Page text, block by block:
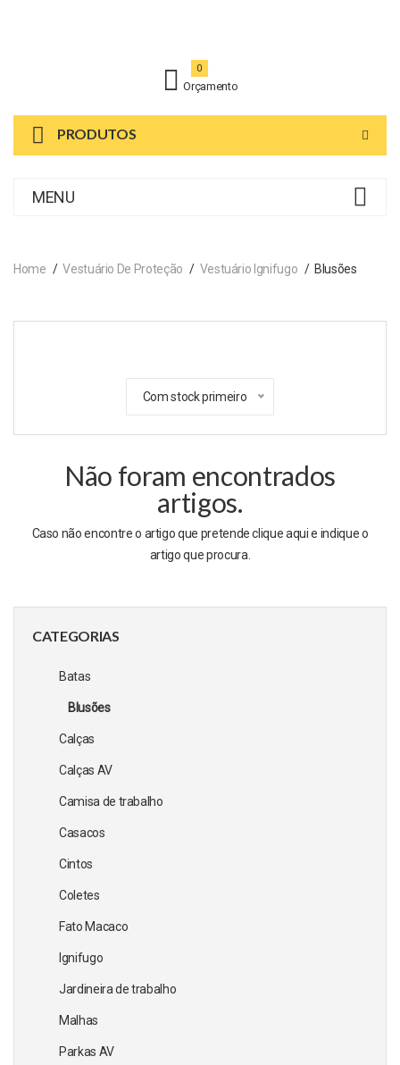
Orçamento
0
PRODUTOS
MENU
Home Vestuário De Proteção Vestuário Ignifugo Blusões
CATEGORIAS
Batas
Blusões
Calças
Calças AV
Camisa de trabalho
Casacos
Cintos
Coletes
Fato Macaco
Ignifugo
Jardineira de trabalho
Malhas
Parkas AV
Com stock primeiro
Não foram encontrados
artigos.
Caso não encontre o artigo que pretende cliqueaquie indique o
artigo que procura.